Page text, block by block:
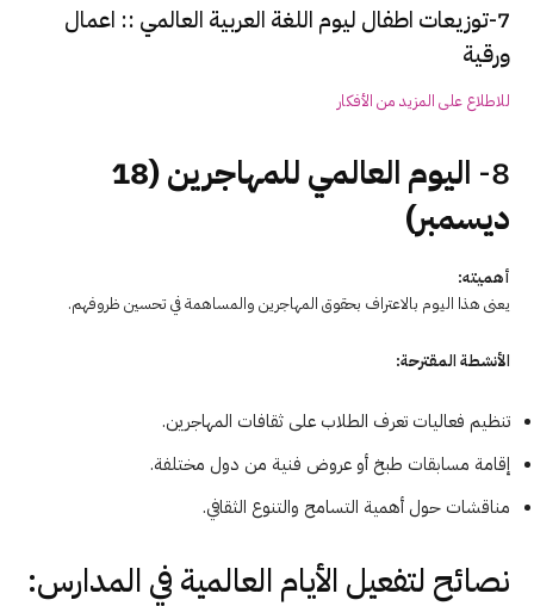
7-توزيعات اطفال ليوم اللغة العربية العالمي :: اعمال
ورقية
للاطلاع على المزيد من الأفكار
8-
اليوم العالمي للمهاجرين (18
ديسمبر)
أهميته:
يعنى هذا اليوم بالاعتراف بحقوق المهاجرين والمساهمة في تحسين ظروفهم.
الأنشطة المقترحة:
تنظيم فعاليات تعرف الطلاب على ثقافات المهاجرين.
إقامة مسابقات طبخ أو عروض فنية من دول مختلفة.
مناقشات حول أهمية التسامح والتنوع الثقافي.
نصائح لتفعيل الأيام العالمية في المدارس: